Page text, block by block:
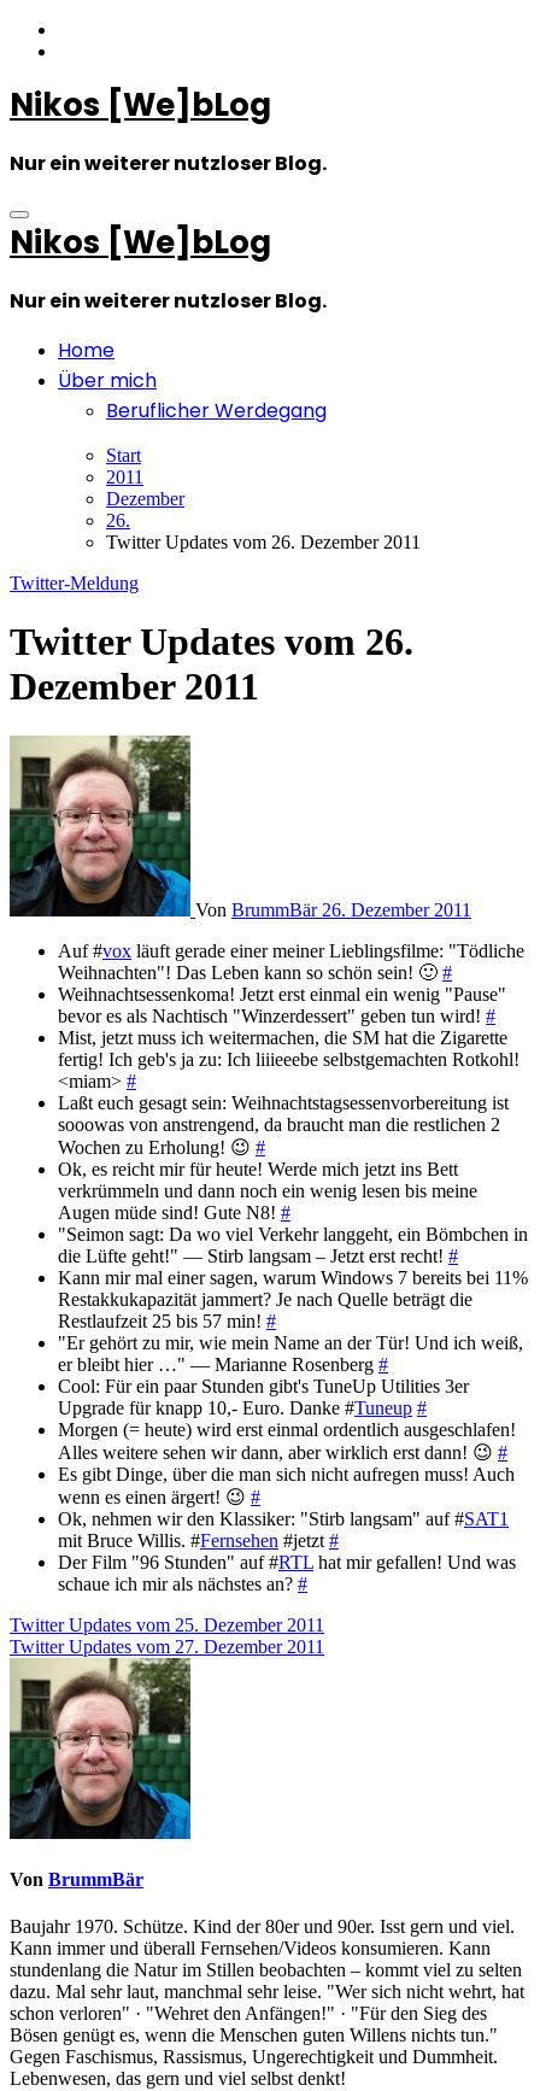
Zum
Inhalt
Nikos [We]bLog
Nur ein weiterer nutzloser Blog.
Nikos [We]bLog
Nur ein weiterer nutzloser Blog.
Home
Über mich
Beruflicher Werdegang
Start
2011
Dezember
26.
Twitter Updates vom 26. Dezember 2011
Twitter-Meldung
Twitter Updates vom 26.
Dezember 2011
Von BrummBär 26. Dezember 2011
Auf #vox läuft gerade einer meiner Lieblingsfilme: "Tödliche
Weihnachten"! Das Leben kann so schön sein! 🙂 #
Weihnachtsessenkoma! Jetzt erst einmal ein wenig "Pause"
bevor es als Nachtisch "Winzerdessert" geben tun wird! #
Mist, jetzt muss ich weitermachen, die SM hat die Zigarette
fertig! Ich geb's ja zu: Ich liiieeebe selbstgemachten Rotkohl!
<miam> #
Laßt euch gesagt sein: Weihnachtstagsessenvorbereitung ist
sooowas von anstrengend, da braucht man die restlichen 2
Wochen zu Erholung! 😉 #
Ok, es reicht mir für heute! Werde mich jetzt ins Bett
verkrümmeln und dann noch ein wenig lesen bis meine
Augen müde sind! Gute N8! #
"Seimon sagt: Da wo viel Verkehr langgeht, ein Bömbchen in
die Lüfte geht!" — Stirb langsam – Jetzt erst recht! #
Kann mir mal einer sagen, warum Windows 7 bereits bei 11%
Restakkukapazität jammert? Je nach Quelle beträgt die
Restlaufzeit 25 bis 57 min! #
"Er gehört zu mir, wie mein Name an der Tür! Und ich weiß,
er bleibt hier …" — Marianne Rosenberg #
Cool: Für ein paar Stunden gibt's TuneUp Utilities 3er
Upgrade für knapp 10,- Euro. Danke #Tuneup #
Morgen (= heute) wird erst einmal ordentlich ausgeschlafen!
Alles weitere sehen wir dann, aber wirklich erst dann! 😉 #
Es gibt Dinge, über die man sich nicht aufregen muss! Auch
wenn es einen ärgert! 😉 #
Ok, nehmen wir den Klassiker: "Stirb langsam" auf #SAT1
mit Bruce Willis. #Fernsehen #jetzt #
Der Film "96 Stunden" auf #RTL hat mir gefallen! Und was
schaue ich mir als nächstes an? #
Beitragsnavigation
Twitter Updates vom 25. Dezember 2011
Twitter Updates vom 27. Dezember 2011
Von BrummBär
Baujahr 1970. Schütze. Kind der 80er und 90er. Isst gern und viel.
Kann immer und überall Fernsehen/Videos konsumieren. Kann
stundenlang die Natur im Stillen beobachten – kommt viel zu selten
dazu. Mal sehr laut, manchmal sehr leise. "Wer sich nicht wehrt, hat
schon verloren" · "Wehret den Anfängen!" · "Für den Sieg des
Bösen genügt es, wenn die Menschen guten Willens nichts tun."
Gegen Faschismus, Rassismus, Ungerechtigkeit und Dummheit.
Lebenwesen, das gern und viel selbst denkt!